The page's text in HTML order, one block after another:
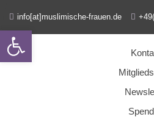
info[at]muslimische-frauen.de
Open toolbar